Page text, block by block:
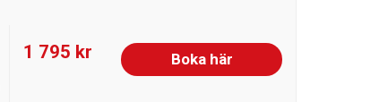
1 795 kr Boka här